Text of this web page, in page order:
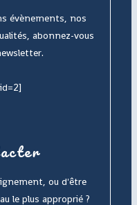
évènements, nos
abonnez-vous
ou d'être
le plus approprié ?